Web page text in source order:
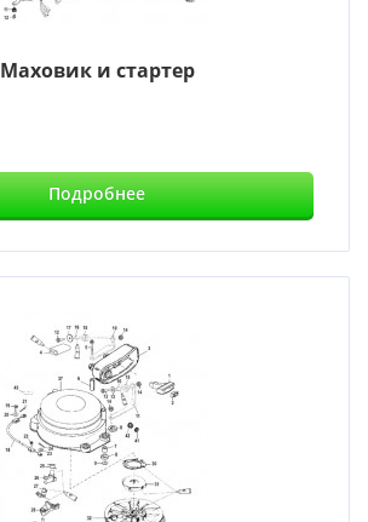
Маховик и стартер
Подробнее